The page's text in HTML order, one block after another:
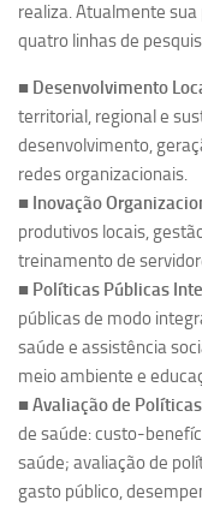
Grupos de
Direito e
Grupo de
e Políticas
Grupos de
Ano Sabático
Daniel
Programas
realiza. Atualmente
quatro linhas de
■ Desenvolvimento
territorial, regional e
desenvolvimento,
redes organizacionais.
■ Inovação
produtivos locais,
treinamento de
■ Políticas Públicas
públicas de modo
saúde e assistência
meio ambiente e
■Avaliação de
de saúde: custo-
saúde; avaliação de
gasto público,